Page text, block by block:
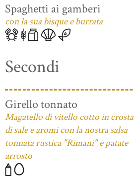
Spaghetti ai gamberi
con la sua bisque e burrata
Secondi
Girello tonnato
Magatello di vitello cotto in crosta
di sale e aromi con la nostra salsa
tonnata rustica "Rimani" e patate
arrosto